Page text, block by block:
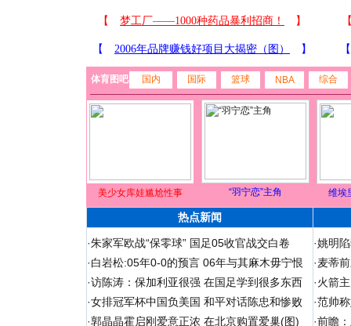
体育图吧 国内 国际 篮球 NBA 综合
美少女库娃尴尬性事 “羽宁恋”主角 维埃
热点新闻
·朱家军欧战“保零球” 国足05收官战交白卷
·白岩松:05年0-0的预言 06年与其麻木毋宁恨
·访陈涛：保加利亚很强 在国足学到很多东西
·女排冠军杯中国负美国 和平对话陈忠和惨败
·郭晶晶霍启刚爱意正浓 在北京购置爱巢(图)
·姚明
·麦蒂
·火箭
·范帅
·前瞻